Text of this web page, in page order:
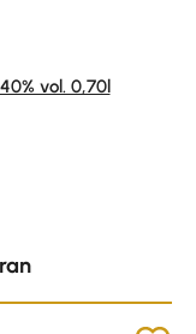
vol. 0,70l